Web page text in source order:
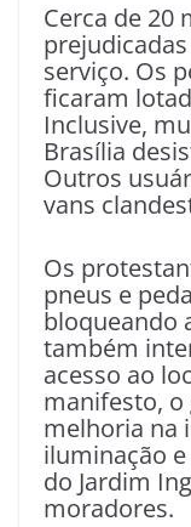
Cerca de 20
serviço. Os
ficaram
Inclusive,
Brasília
Outros
vans
Os
pneus e
bloqueando
também
acesso ao
manifesto,
melhoria na
iluminação
do Jardim
moradores.